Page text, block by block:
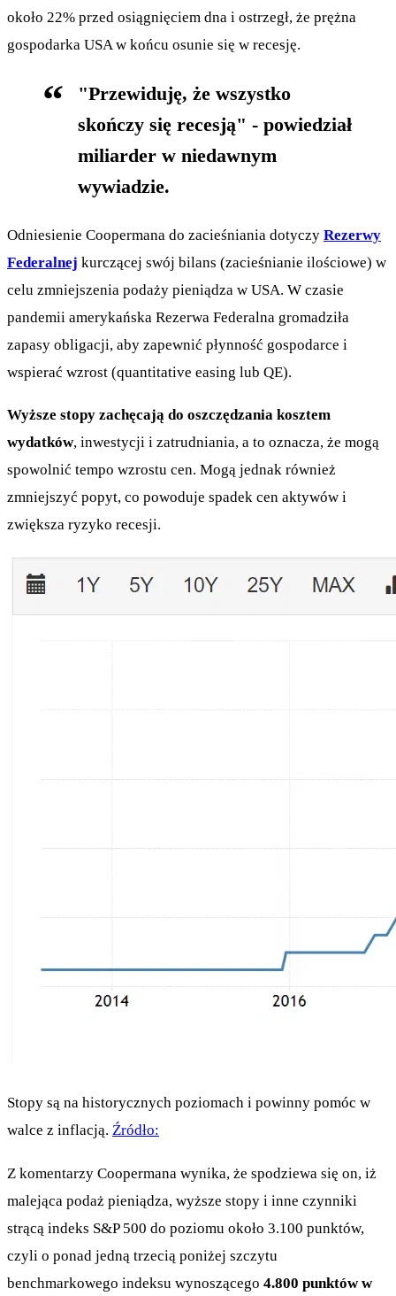
około 22% przed osiągnięciem dna i ostrzegł, że prężna
gospodarka USA w końcu osunie się w recesję.
"Przewiduję, że wszystko
skończy się recesją" - powiedział
miliarder w niedawnym
wywiadzie.
Odniesienie Coopermana do zacieśniania dotyczy Rezerwy
Federalnej kurczącej swój bilans (zacieśnianie ilościowe) w
celu zmniejszenia podaży pieniądza w USA. W czasie
pandemii amerykańska Rezerwa Federalna gromadziła
zapasy obligacji, aby zapewnić płynność gospodarce i
wspierać wzrost (quantitative easing lub QE).
Wyższe stopy zachęcają do oszczędzania kosztem
wydatków, inwestycji i zatrudniania, a to oznacza, że mogą
spowolnić tempo wzrostu cen. Mogą jednak również
zmniejszyć popyt, co powoduje spadek cen aktywów i
zwiększa ryzyko recesji.
Stopy są na historycznych poziomach i powinny pomóc w
walce z inflacją. Źródło:
Z komentarzy Coopermana wynika, że spodziewa się on, iż
malejąca podaż pieniądza, wyższe stopy i inne czynniki
strącą indeks S&P 500 do poziomu około 3.100 punktów,
czyli o ponad jedną trzecią poniżej szczytu
benchmarkowego indeksu wynoszącego 4.800 punktów w